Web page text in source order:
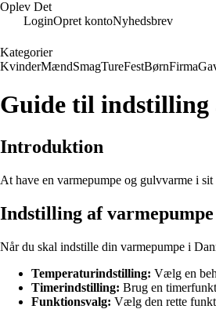
Oplev Det
LoginOpret kontoNyhedsbrev
Kategorier
KvinderMændSmagTureFestBørnFirma
Guide til indstilling
Introduktion
At have en varmepumpe og gulvvarme i
Indstilling af varmepumpe
Når du skal indstille din varmepumpe i
Temperaturindstilling: Vælg en
Timerindstilling: Brug en
Funktionsvalg: Vælg den rette